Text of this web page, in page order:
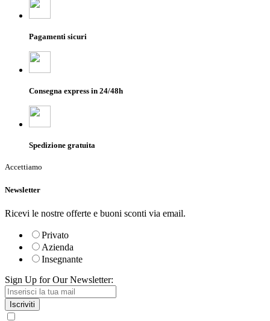
Pagamenti sicuri
Consegna express in 24/48h
Spedizione gratuita
Accettiamo
Newsletter
Ricevi le nostre offerte e buoni sconti via email.
Privato
Azienda
Insegnante
Sign Up for Our Newsletter:
Iscriviti